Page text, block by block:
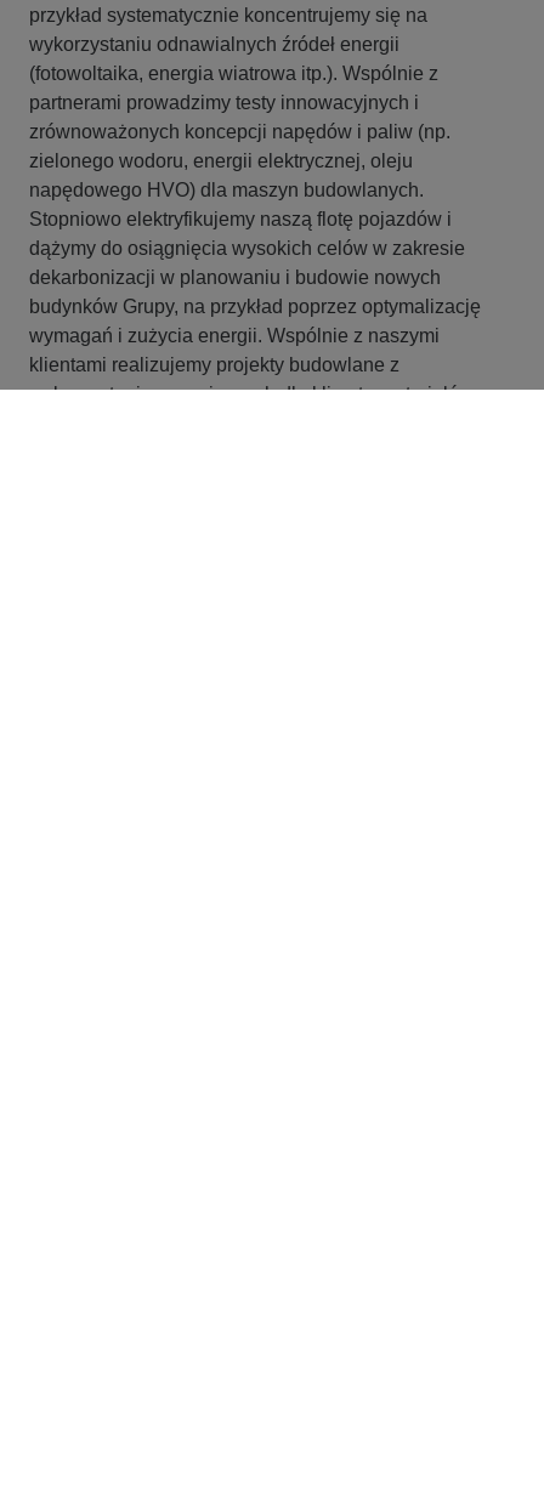
przykład systematycznie koncentrujemy się na
wykorzystaniu odnawialnych źródeł energii
(fotowoltaika, energia wiatrowa itp.). Wspólnie z
partnerami prowadzimy testy innowacyjnych i
zrównoważonych koncepcji napędów i paliw (np.
zielonego wodoru, energii elektrycznej, oleju
napędowego HVO) dla maszyn budowlanych.
Stopniowo elektryfikujemy naszą flotę pojazdów i
dążymy do osiągnięcia wysokich celów w zakresie
dekarbonizacji w planowaniu i budowie nowych
budynków Grupy, na przykład poprzez optymalizację
wymagań i zużycia energii. Wspólnie z naszymi
klientami realizujemy projekty budowlane z
wykorzystaniem przyjaznych dla klimatu materiałów